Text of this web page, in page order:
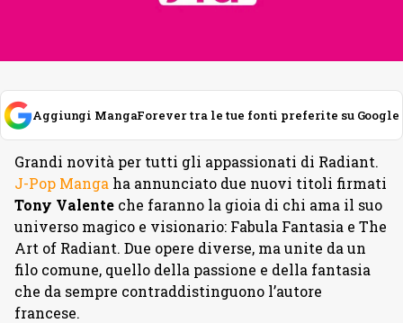
Aggiungi MangaForever tra le tue fonti preferite su Google
Grandi novità per tutti gli appassionati di Radiant.
J-Pop Manga ha annunciato due nuovi titoli firmati
Tony Valente che faranno la gioia di chi ama il suo
universo magico e visionario: Fabula Fantasia e The
Art of Radiant. Due opere diverse, ma unite da un
filo comune, quello della passione e della fantasia
che da sempre contraddistinguono l’autore
francese.